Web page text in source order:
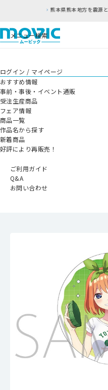
熊本県熊本地方を震源とする地震の影
メニュー検索
ログイン / マイページ
おすすめ情報
事前・事後・イベント通販
受注生産商品
フェア情報
商品一覧
作品名から探す
新着商品
好評により再販売！
ご利用ガイド
Q&A
お問い合わせ